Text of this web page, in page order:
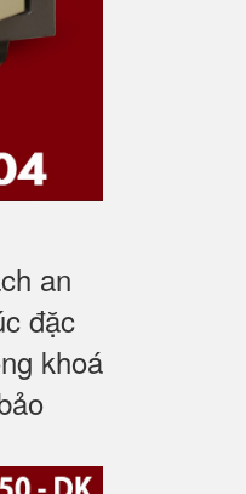
an
đặc
khoá